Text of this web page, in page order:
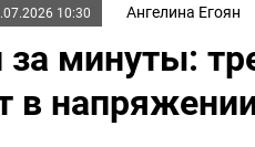
10:30 Ангелина Егоян
за минуты:
в